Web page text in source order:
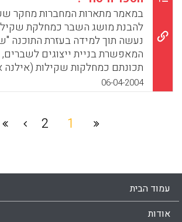
אחדות בדמיון מודרך שהנחתה
הסטודנטיות. בדוגמאות אלו
בזיכרונות ילדות עשויה להביא
הכשרת המורים, בעיקר בתחומים
מודעות מוגברת, יכולת אמפטיה
מיומנויות רפלקטיביות (תמר אשר)
במאמר מתארות המחברות מחקר
להבנת מושג השבר כמחלקת
נעשה תוך למידה בעזרת התוכנה
המאפשרת בניית ייצוגים
תכונתם כמחלקות שקילות (אילנה
נשר, רנטה נירנברג).
06-04-2004
1
2
עמוד הבית
אודות